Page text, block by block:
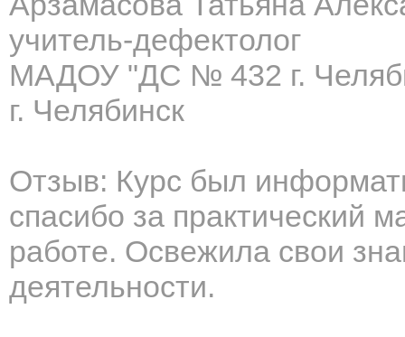
учитель-дефектолог
МАДОУ "ДС № 432 г.
г. Челябинск
Отзыв: Курс был
спасибо за практический
работе. Освежила свои
деятельности.